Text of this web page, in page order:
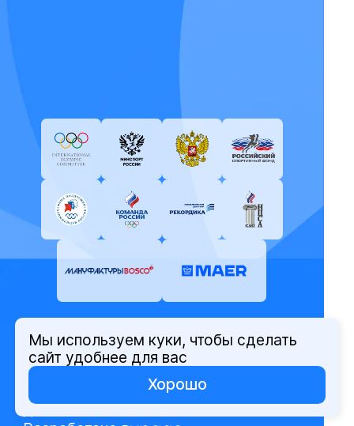
© Олимпийский комитет России,
2026
Политика защиты персональных
данных
Мы используем куки, чтобы сделать
сайт удобнее для вас
Хорошо